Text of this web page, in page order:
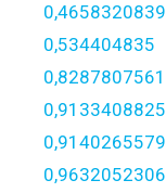
0,4658320839
0,534404835
0,8287807561
0,9133408825
0,9140265579
0,9632052306